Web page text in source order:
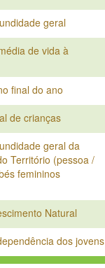
geral
de vida à
final do ano
de crianças
geral da
Território (pessoa /
femininos
Natural
dos jovens